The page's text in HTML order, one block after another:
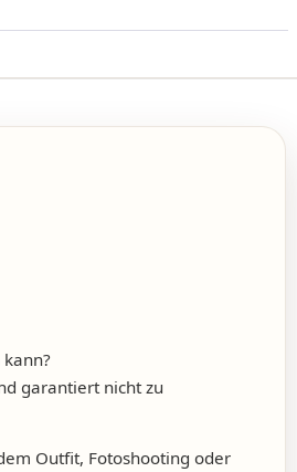
garantiert nicht zu
Outfit, Fotoshooting oder